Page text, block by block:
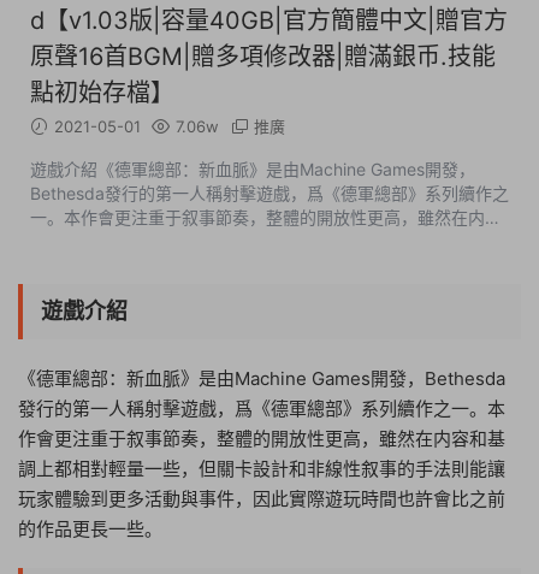
d【v1.03版|容量40GB|官方簡體中文|贈官方
原聲16首BGM|贈多項修改器|贈滿銀币.技能
點初始存檔】
2021-05-01 7.06w 推廣
遊戲介紹《德軍總部：新血脈》是由Machine Games開發，
Bethesda發行的第一人稱射擊遊戲，爲《德軍總部》系列續作之
一。本作會更注重于叙事節奏，整體的開放性更高，雖然在内容
遊戲介紹
《德軍總部：新血脈》是由Machine Games開發，Bethesda
發行的第一人稱射擊遊戲，爲《德軍總部》系列續作之一。本
作會更注重于叙事節奏，整體的開放性更高，雖然在内容和基
調上都相對輕量一些，但關卡設計和非線性叙事的手法則能讓
玩家體驗到更多活動與事件，因此實際遊玩時間也許會比之前
的作品更長一些。